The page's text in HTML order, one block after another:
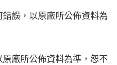
誤，以原廠所公佈資料為
廠所公佈資料為準，恕不